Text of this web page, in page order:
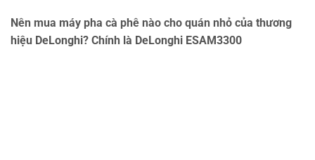
Nên mua máy pha cà phê nào cho quán nhỏ của thương
hiệu DeLonghi? Chính là DeLonghi ESAM3300